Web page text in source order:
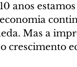
anos
Mas a
crescimento